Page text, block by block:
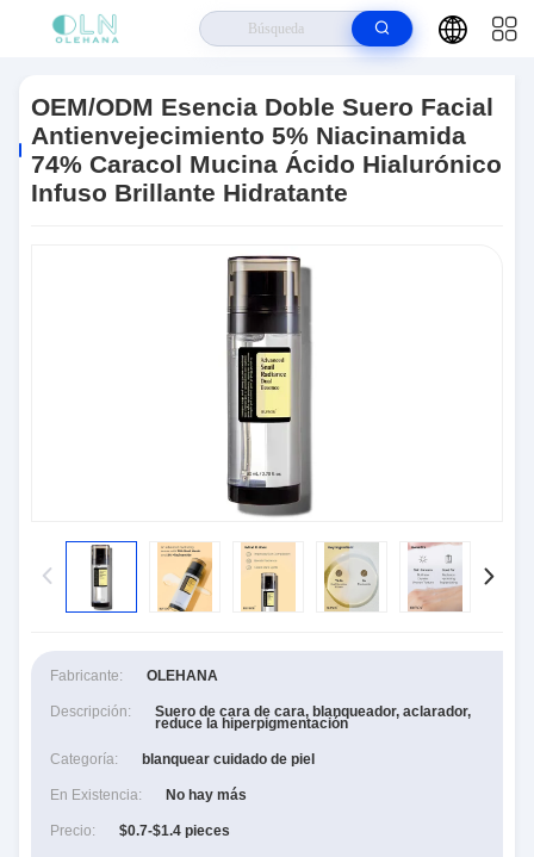
Doble Suero Facial Antienvejecimiento 5% Niacinamida 74% Caracol
Mucina Ácido Hialurónico Infuso Brillante Hidratante
OEM/ODM Esencia Doble Suero Facial
Antienvejecimiento 5% Niacinamida
74% Caracol Mucina Ácido Hialurónico
Infuso Brillante Hidratante
Fabricante: OLEHANA
Descripción: Suero de cara de cara, blanqueador, aclarador,
reduce la hiperpigmentación
Categoría: blanquear cuidado de piel
En Existencia: No hay más
Precio: $0.7-$1.4 pieces